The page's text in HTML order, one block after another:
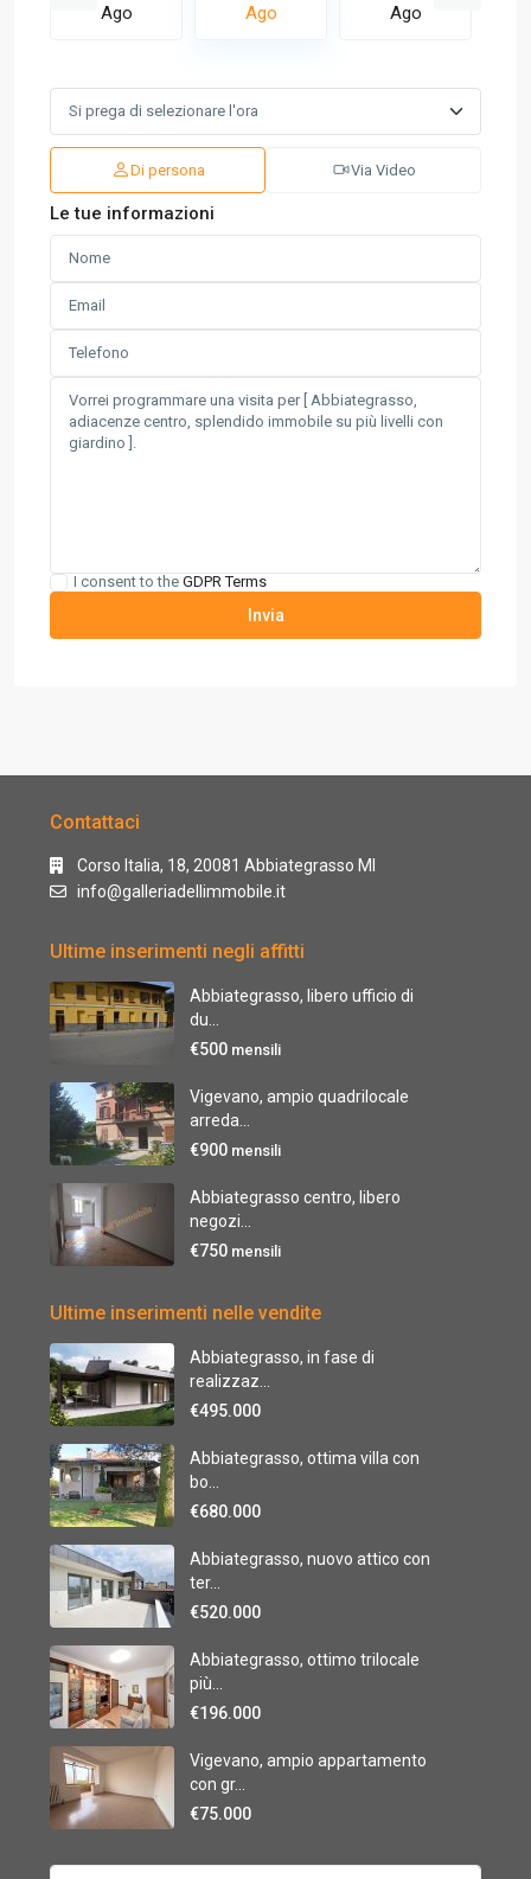
Ago Ago Ago
Di persona Via Video
Le tue informazioni
I consent to the GDPR Terms
Contattaci
Corso Italia, 18, 20081 Abbiategrasso MI
info@galleriadellimmobile.it
Ultime inserimenti negli affitti
Abbiategrasso, libero ufficio di
du...
€500 mensili
Vigevano, ampio quadrilocale
arreda...
€900 mensili
Abbiategrasso centro, libero
negozi...
€750 mensili
Ultime inserimenti nelle vendite
Abbiategrasso, in fase di
realizzaz...
€495.000
Abbiategrasso, ottima villa con
bo...
€680.000
Abbiategrasso, nuovo attico con
ter...
€520.000
Abbiategrasso, ottimo trilocale
più...
€196.000
Vigevano, ampio appartamento
con gr...
€75.000